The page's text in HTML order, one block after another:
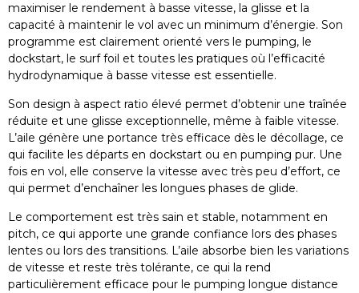
maximiser le rendement à basse vitesse, la glisse et la
capacité à maintenir le vol avec un minimum d’énergie. Son
programme est clairement orienté vers le pumping, le
dockstart, le surf foil et toutes les pratiques où l’efficacité
hydrodynamique à basse vitesse est essentielle.
Son design à aspect ratio élevé permet d’obtenir une traînée
réduite et une glisse exceptionnelle, même à faible vitesse.
L’aile génère une portance très efficace dès le décollage, ce
qui facilite les départs en dockstart ou en pumping pur. Une
fois en vol, elle conserve la vitesse avec très peu d’effort, ce
qui permet d’enchaîner les longues phases de glide.
Le comportement est très sain et stable, notamment en
pitch, ce qui apporte une grande confiance lors des phases
lentes ou lors des transitions. L’aile absorbe bien les variations
de vitesse et reste très tolérante, ce qui la rend
particulièrement efficace pour le pumping longue distance